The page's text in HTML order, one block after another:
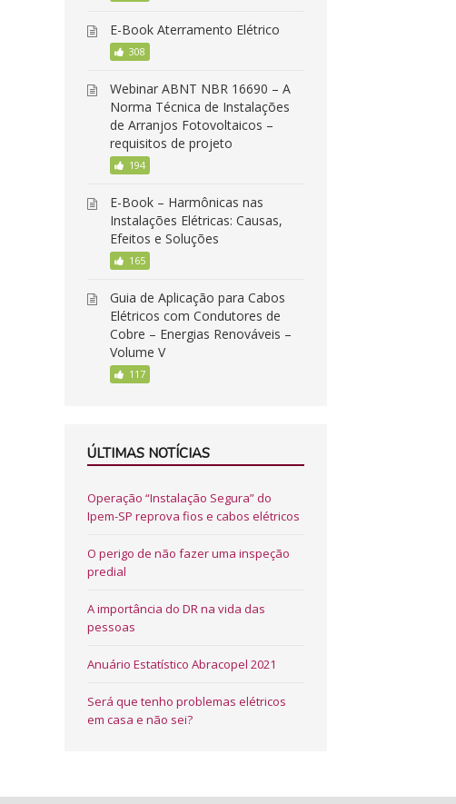
E-Book Aterramento Elétrico
308
Webinar ABNT NBR 16690 – A
Norma Técnica de Instalações
de Arranjos Fotovoltaicos –
requisitos de projeto
194
E-Book – Harmônicas nas
Instalações Elétricas: Causas,
Efeitos e Soluções
165
Guia de Aplicação para Cabos
Elétricos com Condutores de
Cobre – Energias Renováveis –
Volume V
117
ÚLTIMAS NOTÍCIAS
Operação “Instalação Segura” do
Ipem-SP reprova fios e cabos elétricos
O perigo de não fazer uma inspeção
predial
A importância do DR na vida das
pessoas
Anuário Estatístico Abracopel 2021
Será que tenho problemas elétricos
em casa e não sei?